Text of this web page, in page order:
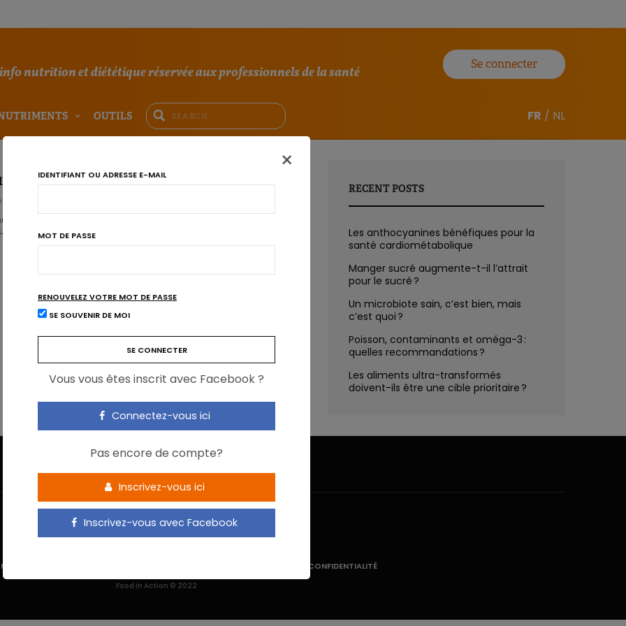
nutrition et diététique réservée aux professionnels de la santé
Se connecter
OUTILS FR / NL
les bactéries sans s’intoxiquer
barbecue s’installe dans les habitudes. Quelques mesures de prévoyance
les intoxications…
RECENT POSTS
Les anthocyanines bénéfiques pour la
santé cardiométabolique
Manger sucré augmente-t-il l’attrait
pour le sucré ?
Un microbiote sain, c’est bien, mais
c’est quoi ?
Poisson, contaminants et oméga-3 :
quelles recommandations ?
Les aliments ultra-transformés
doivent-ils être une cible prioritaire ?
×
IDENTIFIANT OU ADRESSE E-MAIL
MOT DE PASSE
RENOUVELEZ VOTRE MOT DE PASSE
SE SOUVENIR DE MOI
Vous vous êtes inscrit avec Facebook ?
Connectez-vous ici
Pas encore de compte?
Inscrivez-vous ici
Inscrivez-vous avec Facebook
POLITIQUE DE CONFIDENTIALITÉ
Food In Action © 2022